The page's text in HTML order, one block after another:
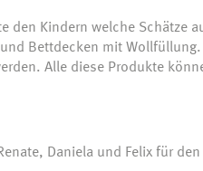
den Kindern welche Schätze
Bettdecken mit
Alle diese Produkte
Daniela und Felix für